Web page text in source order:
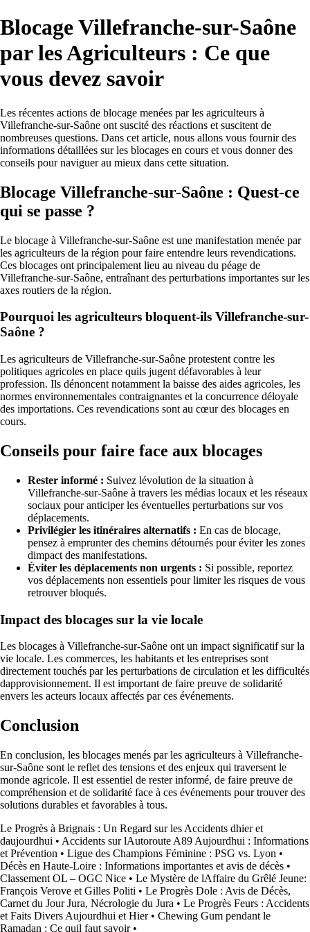
Blocage Villefranche-sur-Saône
par les Agriculteurs : Ce que
vous devez savoir
Les récentes actions de blocage menées par les agriculteurs à
Villefranche-sur-Saône ont suscité des réactions et suscitent de
nombreuses questions. Dans cet article, nous allons vous fournir des
informations détaillées sur les blocages en cours et vous donner des
conseils pour naviguer au mieux dans cette situation.
Blocage Villefranche-sur-Saône : Quest-ce
qui se passe ?
Le blocage à Villefranche-sur-Saône est une manifestation menée par
les agriculteurs de la région pour faire entendre leurs revendications.
Ces blocages ont principalement lieu au niveau du péage de
Villefranche-sur-Saône, entraînant des perturbations importantes sur les
axes routiers de la région.
Pourquoi les agriculteurs bloquent-ils Villefranche-sur-
Saône ?
Les agriculteurs de Villefranche-sur-Saône protestent contre les
politiques agricoles en place quils jugent défavorables à leur
profession. Ils dénoncent notamment la baisse des aides agricoles, les
normes environnementales contraignantes et la concurrence déloyale
des importations. Ces revendications sont au cœur des blocages en
cours.
Conseils pour faire face aux blocages
Rester informé : Suivez lévolution de la situation à
Villefranche-sur-Saône à travers les médias locaux et les réseaux
sociaux pour anticiper les éventuelles perturbations sur vos
déplacements.
Privilégier les itinéraires alternatifs : En cas de blocage,
pensez à emprunter des chemins détournés pour éviter les zones
dimpact des manifestations.
Éviter les déplacements non urgents : Si possible, reportez
vos déplacements non essentiels pour limiter les risques de vous
retrouver bloqués.
Impact des blocages sur la vie locale
Les blocages à Villefranche-sur-Saône ont un impact significatif sur la
vie locale. Les commerces, les habitants et les entreprises sont
directement touchés par les perturbations de circulation et les difficultés
dapprovisionnement. Il est important de faire preuve de solidarité
envers les acteurs locaux affectés par ces événements.
Conclusion
En conclusion, les blocages menés par les agriculteurs à Villefranche-
sur-Saône sont le reflet des tensions et des enjeux qui traversent le
monde agricole. Il est essentiel de rester informé, de faire preuve de
compréhension et de solidarité face à ces événements pour trouver des
solutions durables et favorables à tous.
Le Progrès à Brignais : Un Regard sur les Accidents dhier et
daujourdhui • Accidents sur lAutoroute A89 Aujourdhui : Informations
et Prévention • Ligue des Champions Féminine : PSG vs. Lyon •
Décès en Haute-Loire : Informations importantes et avis de décès •
Classement OL – OGC Nice • Le Mystère de lAffaire du Grêlé Jeune:
François Verove et Gilles Politi • Le Progrès Dole : Avis de Décès,
Carnet du Jour Jura, Nécrologie du Jura • Le Progrès Feurs : Accidents
et Faits Divers Aujourdhui et Hier• Chewing Gum pendant le
Ramadan : Ce quil faut savoir•